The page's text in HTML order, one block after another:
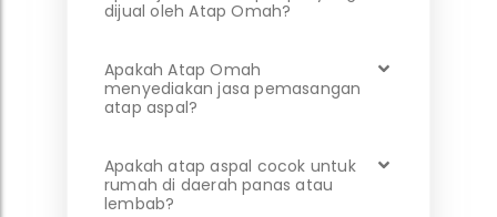
dijual oleh Atap Omah?
Apakah Atap Omah
menyediakan jasa pemasangan
atap aspal?
Apakah atap aspal cocok untuk
rumah di daerah panas atau
lembab?